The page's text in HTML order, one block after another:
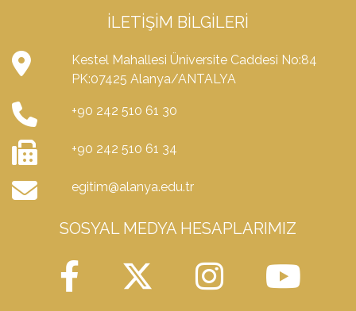
İLETIŞIM BILGILERI
Kestel Mahallesi Üniversite Caddesi No:84
PK:07425 Alanya/ANTALYA
+90 242 510 61 30
+90 242 510 61 34
egitim@alanya.edu.tr
SOSYAL MEDYA HESAPLARIMIZ